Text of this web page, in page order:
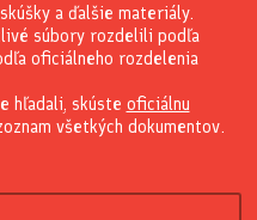
a ďalšie materiály.
súbory rozdelili podľa
oficiálneho rozdelenia
hľadali, skúste oficiálnu
všetkých dokumentov.